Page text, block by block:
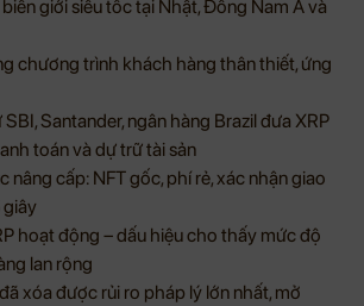
giới siêu tốc tại Nhật, Đông Nam Á và
chương trình khách hàng thân thiết, ứng
Santander, ngân hàng Brazil đưa XRP
toán và dự trữ tài sản
nâng cấp: NFT gốc, phí rẻ, xác nhận giao
hoạt động – dấu hiệu cho thấy mức độ
lan rộng
xóa được rủi ro pháp lý lớn nhất, mở